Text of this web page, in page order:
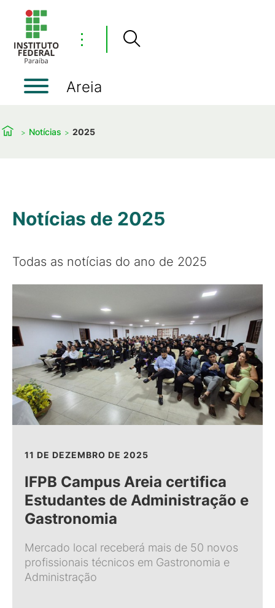
⋮
Areia
Notícias 2025
Notícias de 2025
Todas as notícias do ano de 2025
11 DE DEZEMBRO DE 2025
IFPB Campus Areia certifica
Estudantes de Administração e
Gastronomia
Mercado local receberá mais de 50 novos
profissionais técnicos em Gastronomia e
Administração